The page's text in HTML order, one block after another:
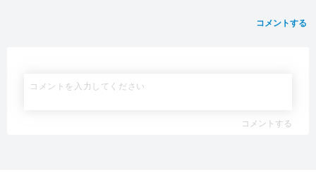
コメントする
コメントする